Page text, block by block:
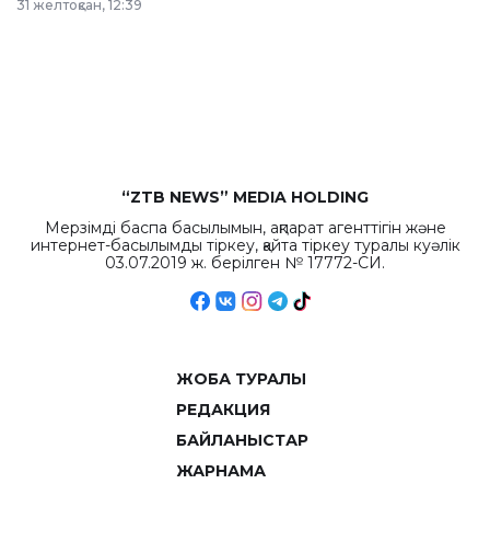
республиканского
31 желтоқсан, 12:39
“ZTB NEWS” MEDIA HOLDING
Мерзімді баспа басылымын, ақпарат агенттігін және
интернет-басылымды тіркеу, қайта тіркеу туралы куәлік
03.07.2019 ж. берілген № 17772-СИ.
ЖОБА ТУРАЛЫ
РЕДАКЦИЯ
БАЙЛАНЫСТАР
ЖАРНАМА